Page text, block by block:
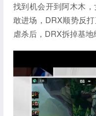
找到机会开到阿木木
敢进场，DRX顺势反
虐杀后，DRX拆掉基地